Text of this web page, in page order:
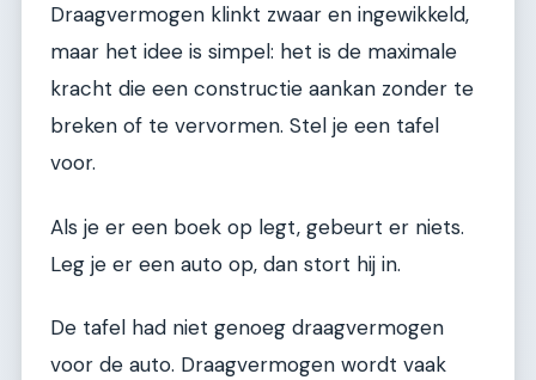
Draagvermogen klinkt zwaar en ingewikkeld,
maar het idee is simpel: het is de maximale
kracht die een constructie aankan zonder te
breken of te vervormen. Stel je een tafel
voor.
Als je er een boek op legt, gebeurt er niets.
Leg je er een auto op, dan stort hij in.
De tafel had niet genoeg draagvermogen
voor de auto. Draagvermogen wordt vaak